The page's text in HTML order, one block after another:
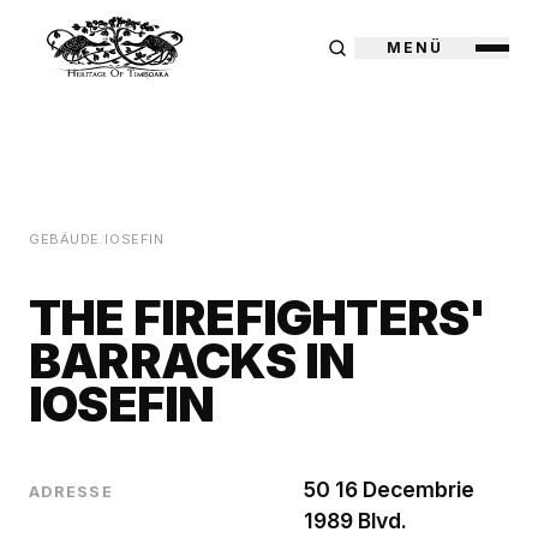
MENÜ
GEBÄUDE IOSEFIN
THE FIREFIGHTERS'
BARRACKS IN
IOSEFIN
ADRESSE
50 16 Decembrie
1989 Blvd.